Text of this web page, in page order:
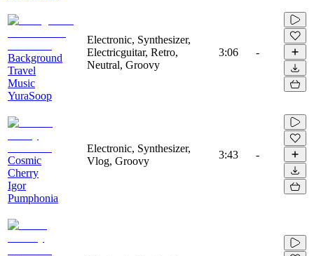
Background
Travel
Music
YuraSoop
Electronic, Synthesizer,
Electricguitar, Retro,
Neutral, Groovy
3:06 -
Cosmic
Cherry
Igor
Pumphonia
Electronic, Synthesizer,
Vlog, Groovy
3:43 -